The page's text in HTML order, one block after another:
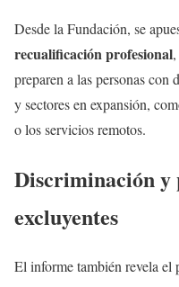
Desde la Fundación, se
recualificación profesional
preparen a las personas con
y sectores en expansión,
o los servicios remotos.
Discriminación y
excluyentes
El informe también revela el